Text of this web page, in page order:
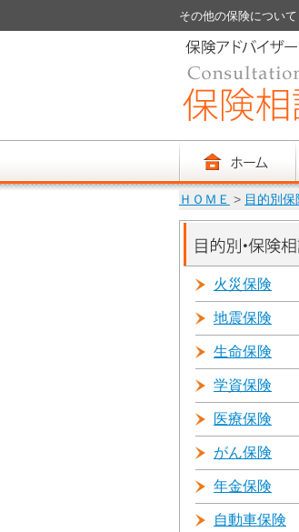
その他の保険につい
ＨＯＭＥ > 目的別保
火災保険
地震保険
生命保険
学資保険
医療保険
がん保険
年金保険
自動車保険